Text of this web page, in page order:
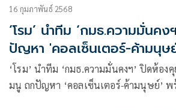
16 กุมภาพันธ์ 2568
‘โรม’ นำทีม ‘กมธ.ความมั่น
ปัญหา 'คอลเซ็นเตอร์-ค้ามนุษ
‘โรม’ นำทีม ‘กมธ.ความมั่นคงฯ’ ปิดห้อง
มนู ถกปัญหา ‘คอลเซ็นเตอร์-ค้ามนุษย์’ พ